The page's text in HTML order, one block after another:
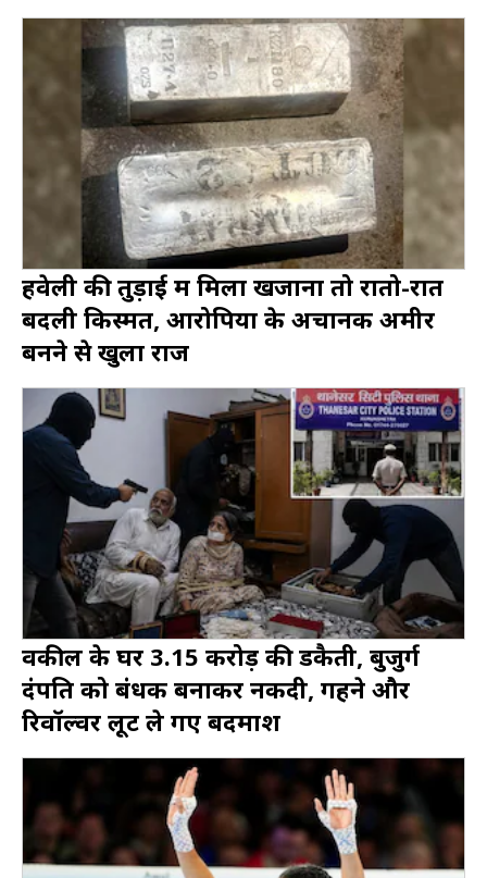
हवेली की तुड़ाई में मिला खजाना तो रातो-रात
बदली किस्मत, आरोपियों के अचानक अमीर
बनने से खुला राज
वकील के घर 3.15 करोड़ की डकैती, बुजुर्ग
दंपति को बंधक बनाकर नकदी, गहने और
रिवॉल्वर लूट ले गए बदमाश